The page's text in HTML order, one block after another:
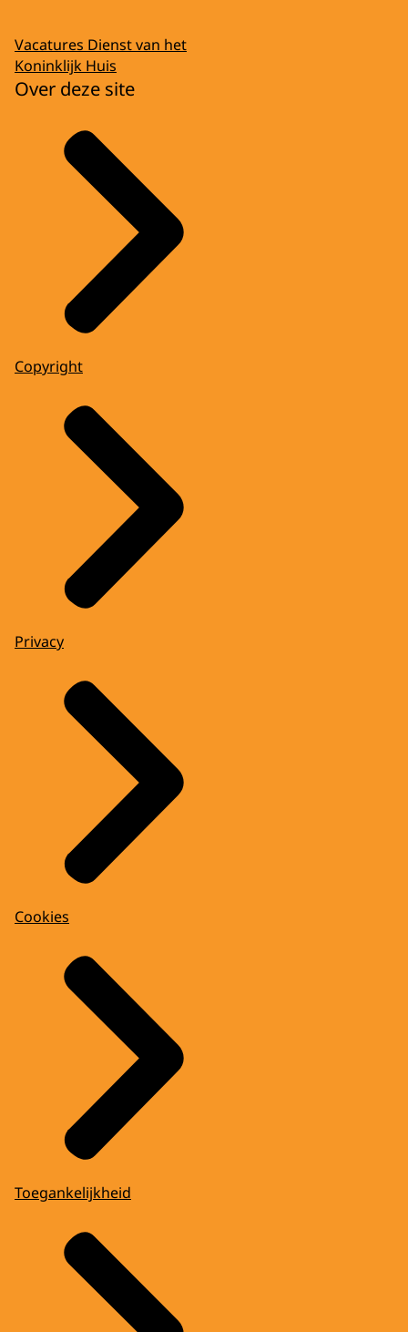
Vacatures Dienst van het
Koninklijk Huis
Over deze site
Copyright
Privacy
Cookies
Toegankelijkheid